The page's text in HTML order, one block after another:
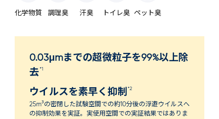
化学物質 調理臭 汗臭 トイレ臭 ペット臭
0.03μmまでの超微粒子を99%以上除
去 *1
ウイルスを素早く抑制 *2
25m³の密閉した試験空間での約10分後の浮遊ウイルスへ
の抑制効果を実証。実使用空間での実証結果ではありま